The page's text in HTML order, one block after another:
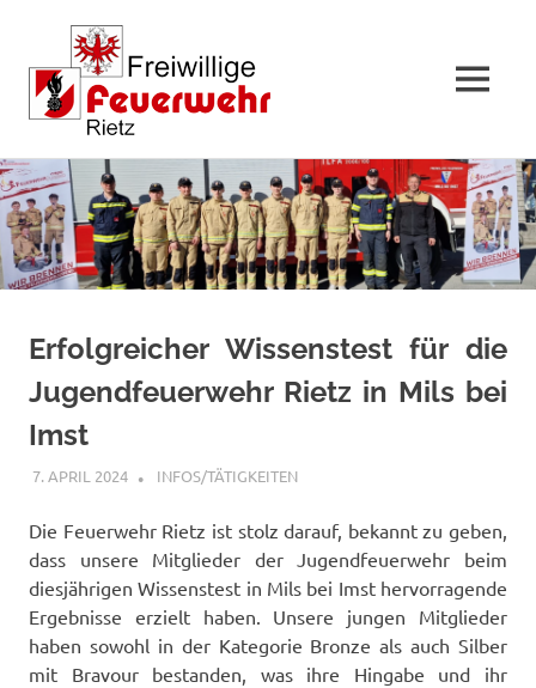
Zum
Inhalt
springen
MENÜ
Erfolgreicher Wissenstest für die
Jugendfeuerwehr Rietz in Mils bei
Imst
7. APRIL 2024 FFWRIETZ
INFOS/TÄTIGKEITEN
Die Feuerwehr Rietz ist stolz darauf, bekannt zu geben,
dass unsere Mitglieder der Jugendfeuerwehr beim
diesjährigen Wissenstest in Mils bei Imst hervorragende
Ergebnisse erzielt haben. Unsere jungen Mitglieder
haben sowohl in der Kategorie Bronze als auch Silber
mit Bravour bestanden, was ihre Hingabe und ihr